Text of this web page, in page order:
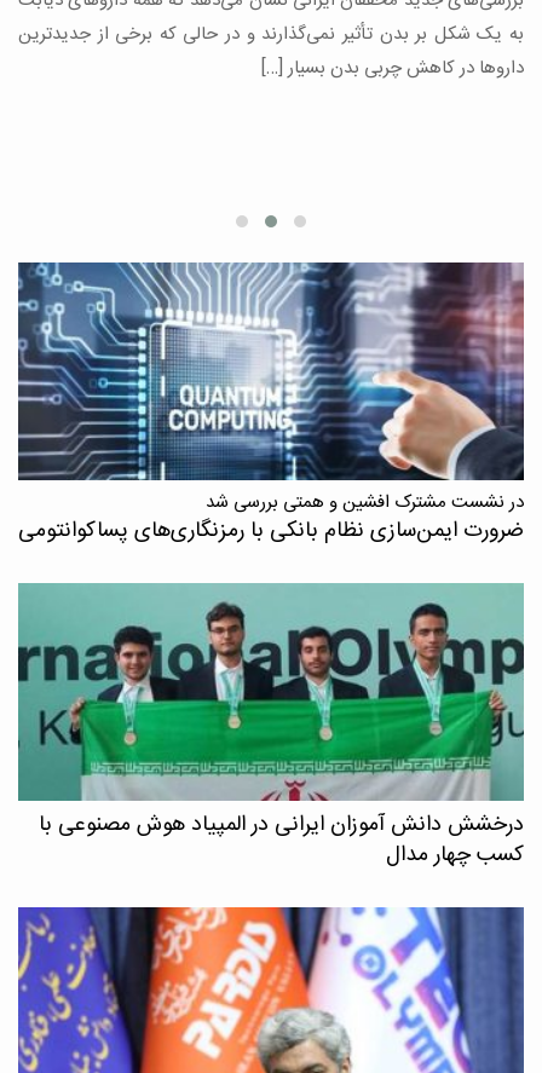
به یک شکل بر بدن تأثیر نمی‌گذارند و در حالی که برخی از جدیدترین
داروها در کاهش چربی بدن بسیار […]
در نشست مشترک افشین و همتی بررسی شد
ضرورت ایمن‌سازی نظام بانکی با رمزنگاری‌های پسا‌کوانتومی
درخشش دانش آموزان ایرانی در المپیاد هوش مصنوعی با
کسب چهار مدال